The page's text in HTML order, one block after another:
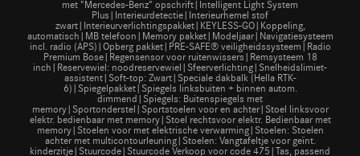
met "Mercedes-Benz" opschrift|Intelligent Light System
Plus|Interieurdetectie|Interieurhemel stof
zwart|Interieurverlichtingspakket|KEYLESS-GO|Koppeling,
automatisch|MB telefoon|Memory pakket|Modeljaar|Navigatiesysteem
incl. radio (APS)|Opberg pakket|PRE-SAFE® veiligheidssysteem|Radio
Premium Bose|Regensensor voor ruitenwissers|Remsysteem 18
inch|Reservewiel: noodreservewiel|Sfeerverlichting|Snelheidslimiet-
assistent|Soft-top: Zwart|Speciale dakbalk (Hella RTK-
6)|Spiegelpakket|Spiegels linksbuiten + binnen autom.
dimmend|Spiegels: Buitenspiegels met
memory|Sportonderstel|Sportstoelen voor en achter|Stoel linksvoor
elektr. bedienbaar met memory|Stoel rechtsvoor elektr. Bedienbaar met
memory|Stoelen voor met elektrische verwarming|Stoelen: Stoelen
achter met multicontourleuning|Stoelen: Vangtafeltje voor geïnt.
kinderzitje|Stuurcode|Stuurcode Verkoop voor code 475|Tas, passend